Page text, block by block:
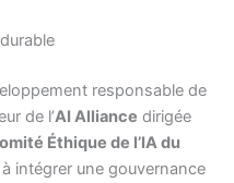
responsable de
de l’AI Alliance dirigée
Éthique de l’IA du
à intégrer une gouvernance